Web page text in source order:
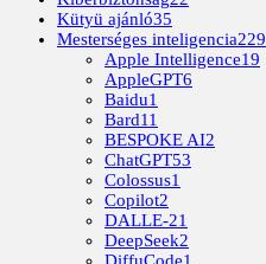
Kütyü ajánló35
Mesterséges inteligencia229
Apple Intelligence19
AppleGPT6
Baidu1
Bard11
BESPOKE AI2
ChatGPT53
Colossus1
Copilot2
DALLE-21
DeepSeek2